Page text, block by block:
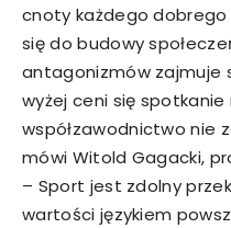
cnoty każdego
się do budowy
antagonizmów zajmuje
wyżej ceni się spotkanie
współzawodnictwo nie
mówi Witold Gagacki,
– Sport jest zdolny
wartości językiem